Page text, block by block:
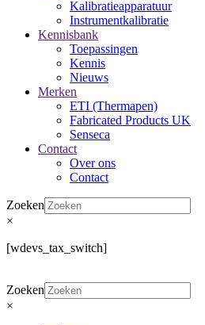
Kalibratieapparatuur
Instrumentkalibratie
Kennisbank
Toepassingen
Kennis
Nieuws
Merken
ETI (Thermapen)
Fabricated Products UK
Senseca
Contact
Over ons
Contact
Zoeken
×
[wdevs_tax_switch]
Zoeken
×